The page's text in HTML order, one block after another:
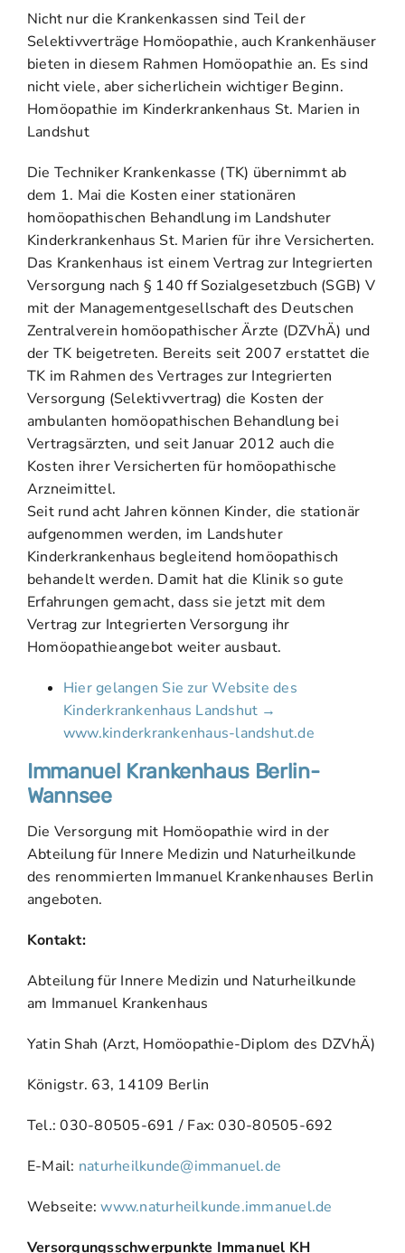
Nicht nur die Krankenkassen sind Teil der
Selektivverträge Homöopathie, auch Krankenhäuser
bieten in diesem Rahmen Homöopathie an. Es sind
nicht viele, aber sicherlichein wichtiger Beginn.
Homöopathie im Kinderkrankenhaus St. Marien in
Landshut
Die Techniker Krankenkasse (TK) übernimmt ab
dem 1. Mai die Kosten einer stationären
homöopathischen Behandlung im Landshuter
Kinderkrankenhaus St. Marien für ihre Versicherten.
Das Krankenhaus ist einem Vertrag zur Integrierten
Versorgung nach § 140 ff Sozialgesetzbuch (SGB) V
mit der Managementgesellschaft des Deutschen
Zentralverein homöopathischer Ärzte (DZVhÄ) und
der TK beigetreten. Bereits seit 2007 erstattet die
TK im Rahmen des Vertrages zur Integrierten
Versorgung (Selektivvertrag) die Kosten der
ambulanten homöopathischen Behandlung bei
Vertragsärzten, und seit Januar 2012 auch die
Kosten ihrer Versicherten für homöopathische
Arzneimittel.
Seit rund acht Jahren können Kinder, die stationär
aufgenommen werden, im Landshuter
Kinderkrankenhaus begleitend homöopathisch
behandelt werden. Damit hat die Klinik so gute
Erfahrungen gemacht, dass sie jetzt mit dem
Vertrag zur Integrierten Versorgung ihr
Homöopathieangebot weiter ausbaut.
Hier gelangen Sie zur Website des
Kinderkrankenhaus Landshut →
www.kinderkrankenhaus-landshut.de
Immanuel Krankenhaus Berlin-
Wannsee
Die Versorgung mit Homöopathie wird in der
Abteilung für Innere Medizin und Naturheilkunde
des renommierten Immanuel Krankenhauses Berlin
angeboten.
Kontakt:
Abteilung für Innere Medizin und Naturheilkunde
am Immanuel Krankenhaus
Yatin Shah (Arzt, Homöopathie-Diplom des DZVhÄ)
Königstr. 63, 14109 Berlin
Tel.: 030-80505-691 / Fax: 030-80505-692
E-Mail: naturheilkunde@immanuel.de
Webseite:www.naturheilkunde.immanuel.de
Versorgungsschwerpunkte Immanuel KH